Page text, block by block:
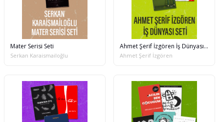
Mater Serisi Seti
Serkan Karaismailoğlu
Ahmet Şerif İzgören İş Dünyası Seti
Ahmet Şerif İzgören